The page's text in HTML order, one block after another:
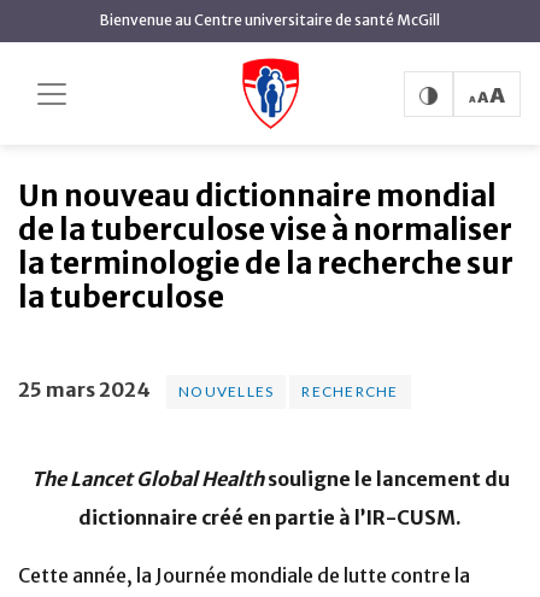
principal
Bienvenue au Centre universitaire de santé McGill
Nouvelles
mondial de la tuberculose vise à normaliser la
terminologie de la recherche sur la tuberculose
Un nouveau dictionnaire mondial
de la tuberculose vise à normaliser
la terminologie de la recherche sur
la tuberculose
25 mars 2024 NOUVELLES RECHERCHE
The Lancet Global Healthsouligne le lancement du
dictionnaire créé en partie à l’IR-CUSM.
Cette année, la Journée mondiale de lutte contre la